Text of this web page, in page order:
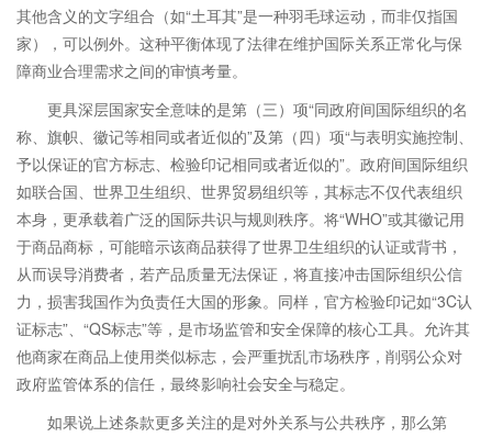
其他含义的文字组合（如“土耳其”是一种羽毛球运动，而非仅指国
家），可以例外。这种平衡体现了法律在维护国际关系正常化与保
障商业合理需求之间的审慎考量。
更具深层国家安全意味的是第（三）项“同政府间国际组织的名
称、旗帜、徽记等相同或者近似的”及第（四）项“与表明实施控制、
予以保证的官方标志、检验印记相同或者近似的”。政府间国际组织
如联合国、世界卫生组织、世界贸易组织等，其标志不仅代表组织
本身，更承载着广泛的国际共识与规则秩序。将“WHO”或其徽记用
于商品商标，可能暗示该商品获得了世界卫生组织的认证或背书，
从而误导消费者，若产品质量无法保证，将直接冲击国际组织公信
力，损害我国作为负责任大国的形象。同样，官方检验印记如“3C认
证标志”、“QS标志”等，是市场监管和安全保障的核心工具。允许其
他商家在商品上使用类似标志，会严重扰乱市场秩序，削弱公众对
政府监管体系的信任，最终影响社会安全与稳定。
如果说上述条款更多关注的是对外关系与公共秩序，那么第